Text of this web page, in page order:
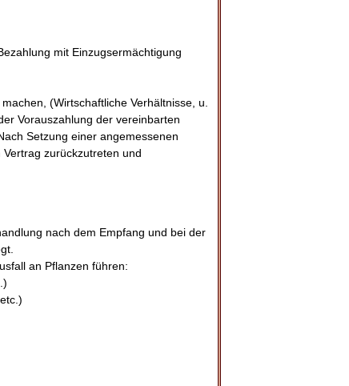
mit Einzugsermächtigung
(Wirtschaftliche Verhältnisse, u.
Vorauszahlung der vereinbarten
Setzung einer angemessenen
zurückzutreten und
nach dem Empfang und bei der
an Pflanzen führen: